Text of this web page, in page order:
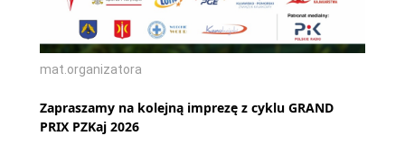
mat.organizatora
Zapraszamy na kolejną imprezę z cyklu GRAND
PRIX PZKaj 2026